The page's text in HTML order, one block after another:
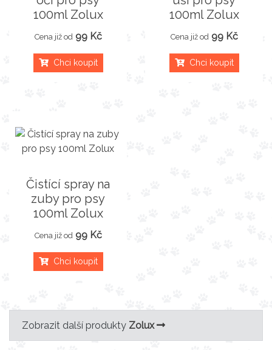
100ml Zolux
Cena již od 99 Kč
Chci koupit
100ml Zolux
Cena již od 99 Kč
Chci koupit
Čistící spray na
zuby pro psy
100ml Zolux
Cena již od 99 Kč
Chci koupit
Zobrazit další produkty Zolux